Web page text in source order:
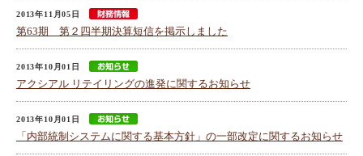
2013年11月05日
第63期 第２四半期決算短信を掲示しました
2013年10月01日
アクシアル リテイリングの進発に関するお知らせ
2013年10月01日
「内部統制システムに関する基本方針」の一部改定に関するお知らせ